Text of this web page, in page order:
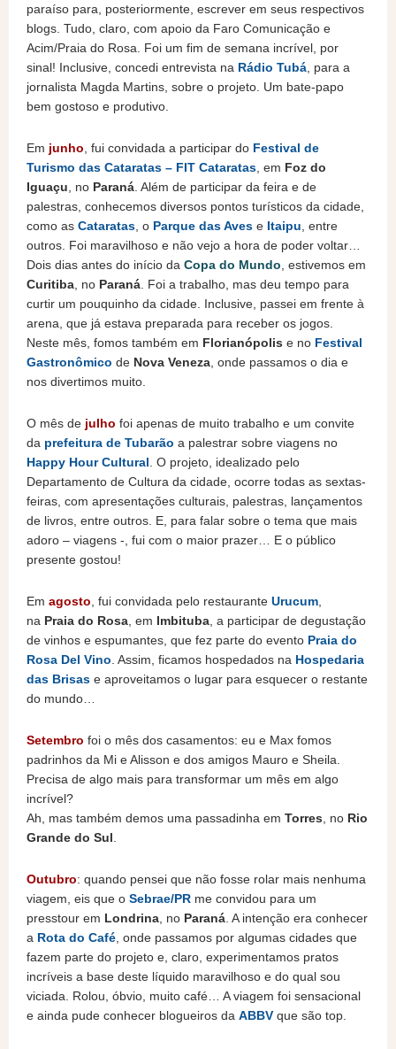
paraíso para, posteriormente, escrever em seus respectivos
blogs. Tudo, claro, com apoio da Faro Comunicação e
Acim/Praia do Rosa. Foi um fim de semana incrível, por
sinal! Inclusive, concedi entrevista na Rádio Tubá, para a
jornalista Magda Martins, sobre o projeto. Um bate-papo
bem gostoso e produtivo.
Em junho, fui convidada a participar do Festival de
Turismo das Cataratas – FIT Cataratas, em Foz do
Iguaçu, no Paraná. Além de participar da feira e de
palestras, conhecemos diversos pontos turísticos da cidade,
como as Cataratas, o Parque das Aves e Itaipu, entre
outros. Foi maravilhoso e não vejo a hora de poder voltar…
Dois dias antes do início da Copa do Mundo, estivemos em
Curitiba, no Paraná. Foi a trabalho, mas deu tempo para
curtir um pouquinho da cidade. Inclusive, passei em frente à
arena, que já estava preparada para receber os jogos.
Neste mês, fomos também em Florianópolis e no Festival
Gastronômico de Nova Veneza, onde passamos o dia e
nos divertimos muito.
O mês de julho foi apenas de muito trabalho e um convite
da prefeitura de Tubarão a palestrar sobre viagens no
Happy Hour Cultural. O projeto, idealizado pelo
Departamento de Cultura da cidade, ocorre todas as sextas-
feiras, com apresentações culturais, palestras, lançamentos
de livros, entre outros. E, para falar sobre o tema que mais
adoro – viagens -, fui com o maior prazer… E o público
presente gostou!
Em agosto, fui convidada pelo restaurante Urucum,
na Praia do Rosa, em Imbituba, a participar de degustação
de vinhos e espumantes, que fez parte do evento Praia do
Rosa Del Vino. Assim, ficamos hospedados na Hospedaria
das Brisas e aproveitamos o lugar para esquecer o restante
do mundo…
Setembro foi o mês dos casamentos: eu e Max fomos
padrinhos da Mi e Alisson e dos amigos Mauro e Sheila.
Precisa de algo mais para transformar um mês em algo
incrível?
Ah, mas também demos uma passadinha em Torres, no Rio
Grande do Sul.
Outubro: quando pensei que não fosse rolar mais nenhuma
viagem, eis que o Sebrae/PR me convidou para um
presstour em Londrina, no Paraná. A intenção era conhecer
a Rota do Café, onde passamos por algumas cidades que
fazem parte do projeto e, claro, experimentamos pratos
incríveis a base deste líquido maravilhoso e do qual sou
viciada. Rolou, óbvio, muito café… A viagem foi sensacional
e ainda pude conhecer blogueiros da ABBV que são top.